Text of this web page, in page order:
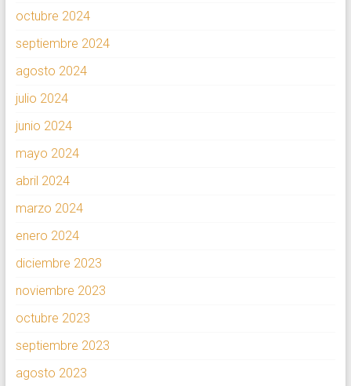
octubre 2024
septiembre 2024
agosto 2024
julio 2024
junio 2024
mayo 2024
abril 2024
marzo 2024
enero 2024
diciembre 2023
noviembre 2023
octubre 2023
septiembre 2023
agosto 2023